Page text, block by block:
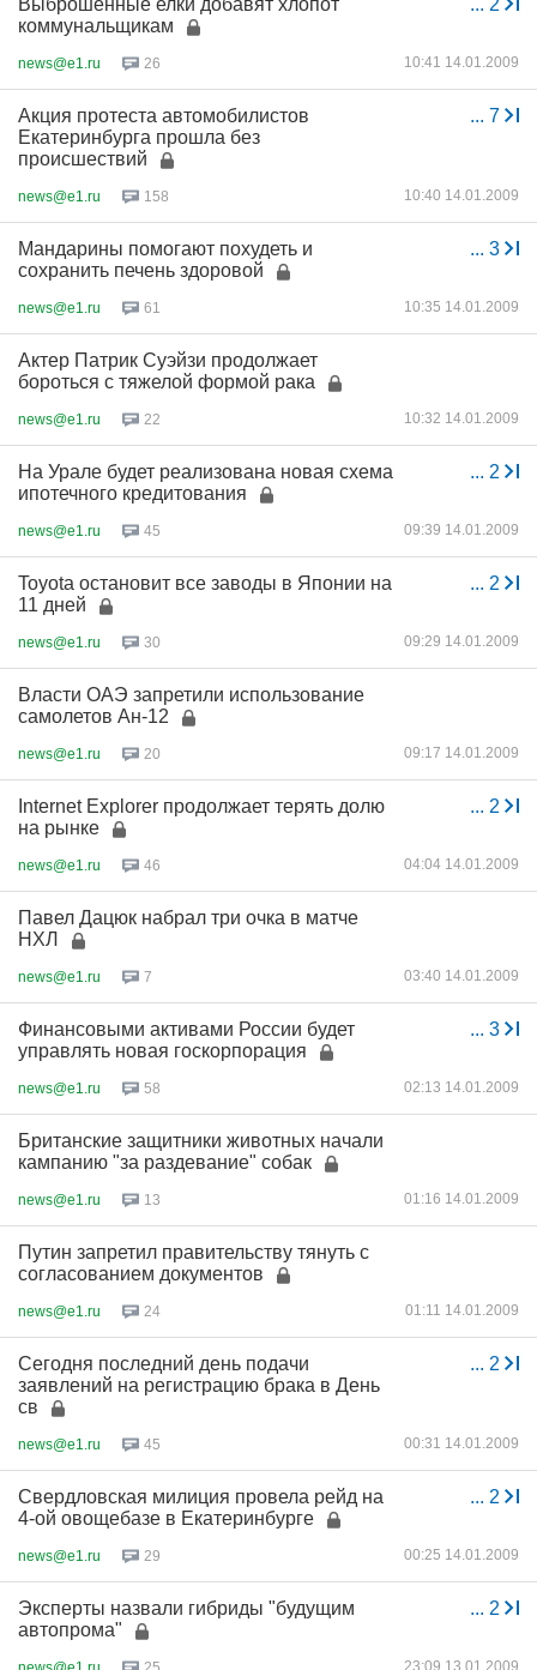
... 2
Выброшенные елки добавят хлопот
коммунальщикам
news@e1.ru 26 10:41 14.01.2009
... 7
Акция протеста автомобилистов
Екатеринбурга прошла без
происшествий
news@e1.ru 158 10:40 14.01.2009
... 3
Мандарины помогают похудеть и
сохранить печень здоровой
news@e1.ru 61 10:35 14.01.2009
Актер Патрик Суэйзи продолжает
бороться с тяжелой формой рака
news@e1.ru 22 10:32 14.01.2009
... 2
На Урале будет реализована новая схема
ипотечного кредитования
news@e1.ru 45 09:39 14.01.2009
... 2
Toyota остановит все заводы в Японии на
11 дней
news@e1.ru 30 09:29 14.01.2009
Власти ОАЭ запретили использование
самолетов Ан-12
news@e1.ru 20 09:17 14.01.2009
... 2
Internet Explorer продолжает терять долю
на рынке
news@e1.ru 46 04:04 14.01.2009
Павел Дацюк набрал три очка в матче
НХЛ
news@e1.ru 7 03:40 14.01.2009
... 3
Финансовыми активами России будет
управлять новая госкорпорация
news@e1.ru 58 02:13 14.01.2009
Британские защитники животных начали
кампанию "за раздевание" собак
news@e1.ru 13 01:16 14.01.2009
Путин запретил правительству тянуть с
согласованием документов
news@e1.ru 24 01:11 14.01.2009
... 2
Сегодня последний день подачи
заявлений на регистрацию брака в День
св
news@e1.ru 45 00:31 14.01.2009
... 2
Свердловская милиция провела рейд на
4-ой овощебазе в Екатеринбурге
news@e1.ru 29 00:25 14.01.2009
... 2
Эксперты назвали гибриды "будущим
автопрома"
23:09 13.01.2009